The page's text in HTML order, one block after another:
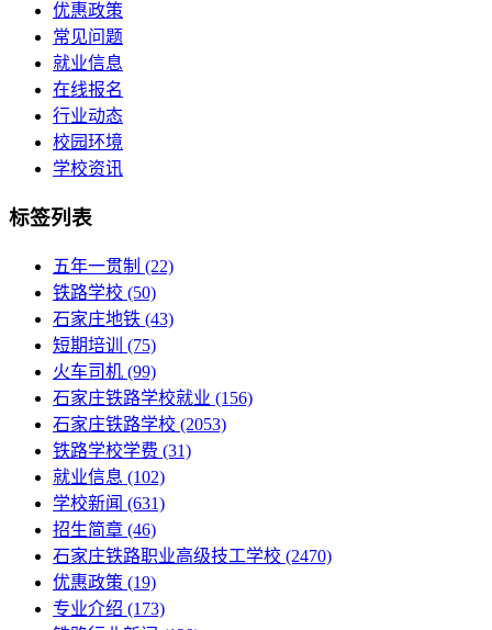
优惠政策
常见问题
就业信息
在线报名
行业动态
校园环境
学校资讯
标签列表
五年一贯制 (22)
铁路学校 (50)
石家庄地铁 (43)
短期培训
(75)
火车司机 (99)
石家庄铁路学校就业 (156)
石家庄铁路学校 (2053)
铁路学校学费 (31)
就业信息 (102)
学校新闻 (631)
招生简章 (46)
石家庄铁路职业高级技工学校 (2470)
优惠政策 (19)
专业介绍 (173)